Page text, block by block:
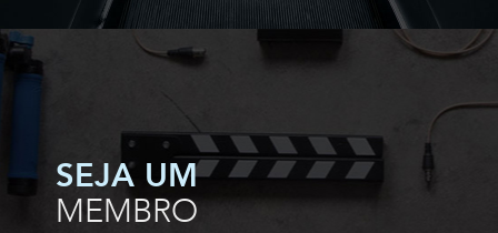
SEJA UM
MEMBRO